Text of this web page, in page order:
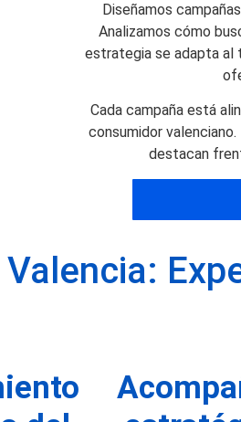
Diseñamos
Analizamos cómo
estrategia se adapta al
Cada campaña está
consumidor
destacan